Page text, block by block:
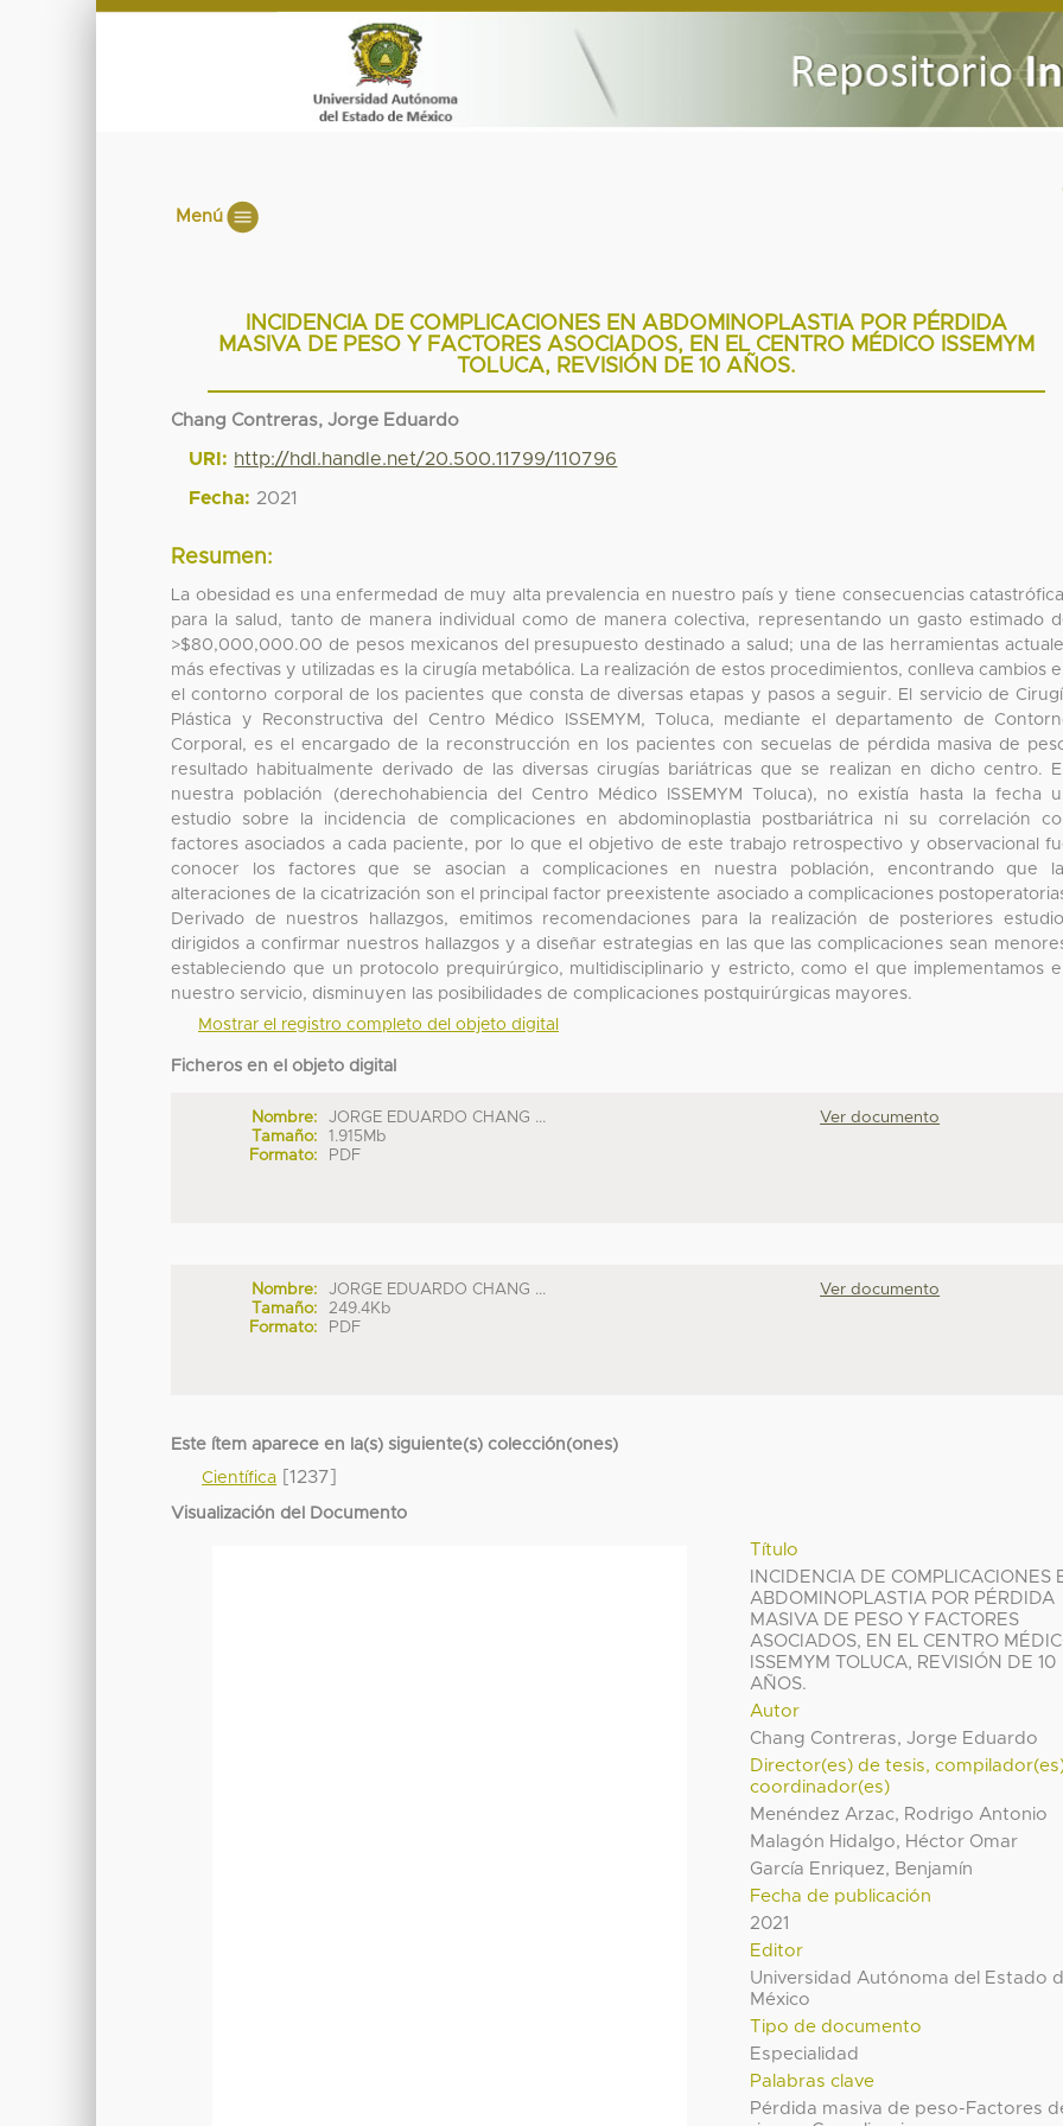
Menú
INCIDENCIA DE COMPLICACIONES EN ABDOMINOPLASTIA POR PÉRDIDA
MASIVA DE PESO Y FACTORES ASOCIADOS, EN EL CENTRO MÉDICO ISSEMYM
TOLUCA, REVISIÓN DE 10 AÑOS.
Chang Contreras, Jorge Eduardo
URI: http://hdl.handle.net/20.500.11799/110796
Fecha: 2021
Resumen:
La obesidad es una enfermedad de muy alta prevalencia en nuestro país y tiene consecuencias
para la salud, tanto de manera individual como de manera colectiva, representando un gasto estimado
>$80,000,000.00 de pesos mexicanos del presupuesto destinado a salud; una de las herramientas
más efectivas y utilizadas es la cirugía metabólica. La realización de estos procedimientos, conlleva cambios
el contorno corporal de los pacientes que consta de diversas etapas y pasos a seguir. El servicio de
Plástica y Reconstructiva del Centro Médico ISSEMYM, Toluca, mediante el departamento de
Corporal, es el encargado de la reconstrucción en los pacientes con secuelas de pérdida masiva de
resultado habitualmente derivado de las diversas cirugías bariátricas que se realizan en dicho centro.
nuestra población (derechohabiencia del Centro Médico ISSEMYM Toluca), no existía hasta la fecha
estudio sobre la incidencia de complicaciones en abdominoplastia postbariátrica ni su correlación
factores asociados a cada paciente, por lo que el objetivo de este trabajo retrospectivo y observacional
conocer los factores que se asocian a complicaciones en nuestra población, encontrando que
alteraciones de la cicatrización son el principal factor preexistente asociado a complicaciones
Derivado de nuestros hallazgos, emitimos recomendaciones para la realización de posteriores
dirigidos a confirmar nuestros hallazgos y a diseñar estrategias en las que las complicaciones sean
estableciendo que un protocolo prequirúrgico, multidisciplinario y estricto, como el que implementamos
nuestro servicio, disminuyen las posibilidades de complicaciones postquirúrgicas mayores.
Mostrar el registro completo del objeto digital
Ficheros en el objeto digital
Nombre:
JORGE EDUARDO CHANG ...
Tamaño:
1.915Mb
Formato:
PDF
Ver documento
Nombre:
JORGE EDUARDO CHANG ...
Tamaño:
249.4Kb
Formato:
PDF
Ver documento
Este ítem aparece en la(s) siguiente(s) colección(ones)
Científica [1237]
Visualización del Documento
Título
INCIDENCIA DE COMPLICACIONES
ABDOMINOPLASTIA POR PÉRDIDA
MASIVA DE PESO Y FACTORES
ASOCIADOS, EN EL CENTRO
ISSEMYM TOLUCA, REVISIÓN DE 10
AÑOS.
Autor
Chang Contreras, Jorge Eduardo
Director(es) de tesis,
coordinador(es)
Menéndez Arzac, Rodrigo Antonio
Malagón Hidalgo, Héctor Omar
García Enriquez, Benjamín
Fecha de publicación
2021
Editor
Universidad Autónoma del Estado
México
Tipo de documento
Especialidad
Palabras clave
Pérdida masiva de peso-Factores